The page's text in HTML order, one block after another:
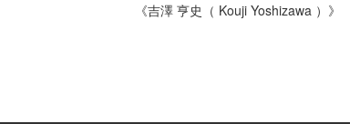
《吉澤 亨史（ Kouji Yoshizawa ）》